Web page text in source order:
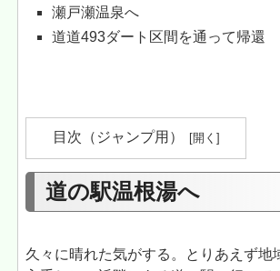
瀬戸瀬温泉へ
道道493ダート区間を通って帰還
目次（ジャンプ用）
道の駅温根湯へ
久々に晴れた気がする。とりあえず地